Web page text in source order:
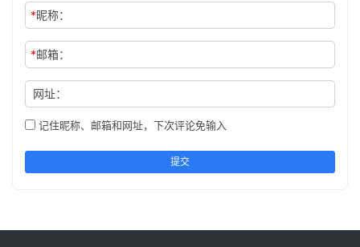
*昵称：
*邮箱：
网址：
记住昵称、邮箱和网址，下次评论免输入
提交